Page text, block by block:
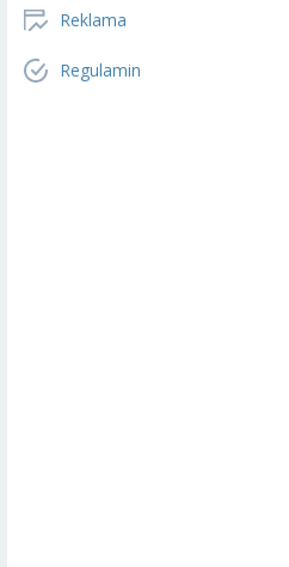
Reklama
Regulamin